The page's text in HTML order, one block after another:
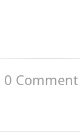
0 Comment